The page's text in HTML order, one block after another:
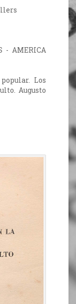
- AMERICA
Los
Augusto